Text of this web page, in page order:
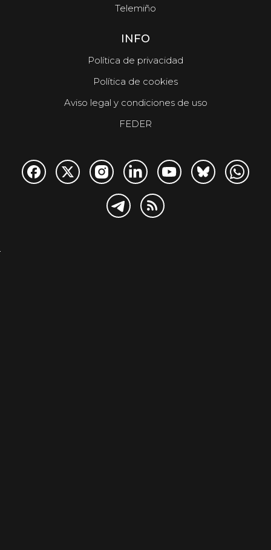
Telemiño
INFO
Política de privacidad
Política de cookies
Aviso legal y condiciones de uso
FEDER